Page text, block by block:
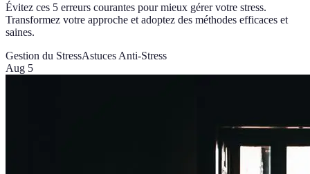
Évitez ces 5 erreurs courantes pour mieux gérer votre stress.
Transformez votre approche et adoptez des méthodes efficaces et
saines.
Gestion du StressAstuces Anti-Stress
Aug 5